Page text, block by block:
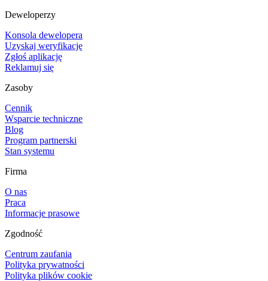
Deweloperzy
Konsola dewelopera
Uzyskaj weryfikację
Zgłoś aplikację
Reklamuj się
Zasoby
Cennik
Wsparcie techniczne
Blog
Program partnerski
Stan systemu
Firma
O nas
Praca
Informacje prasowe
Zgodność
Centrum zaufania
Polityka prywatności
Polityka plików cookie